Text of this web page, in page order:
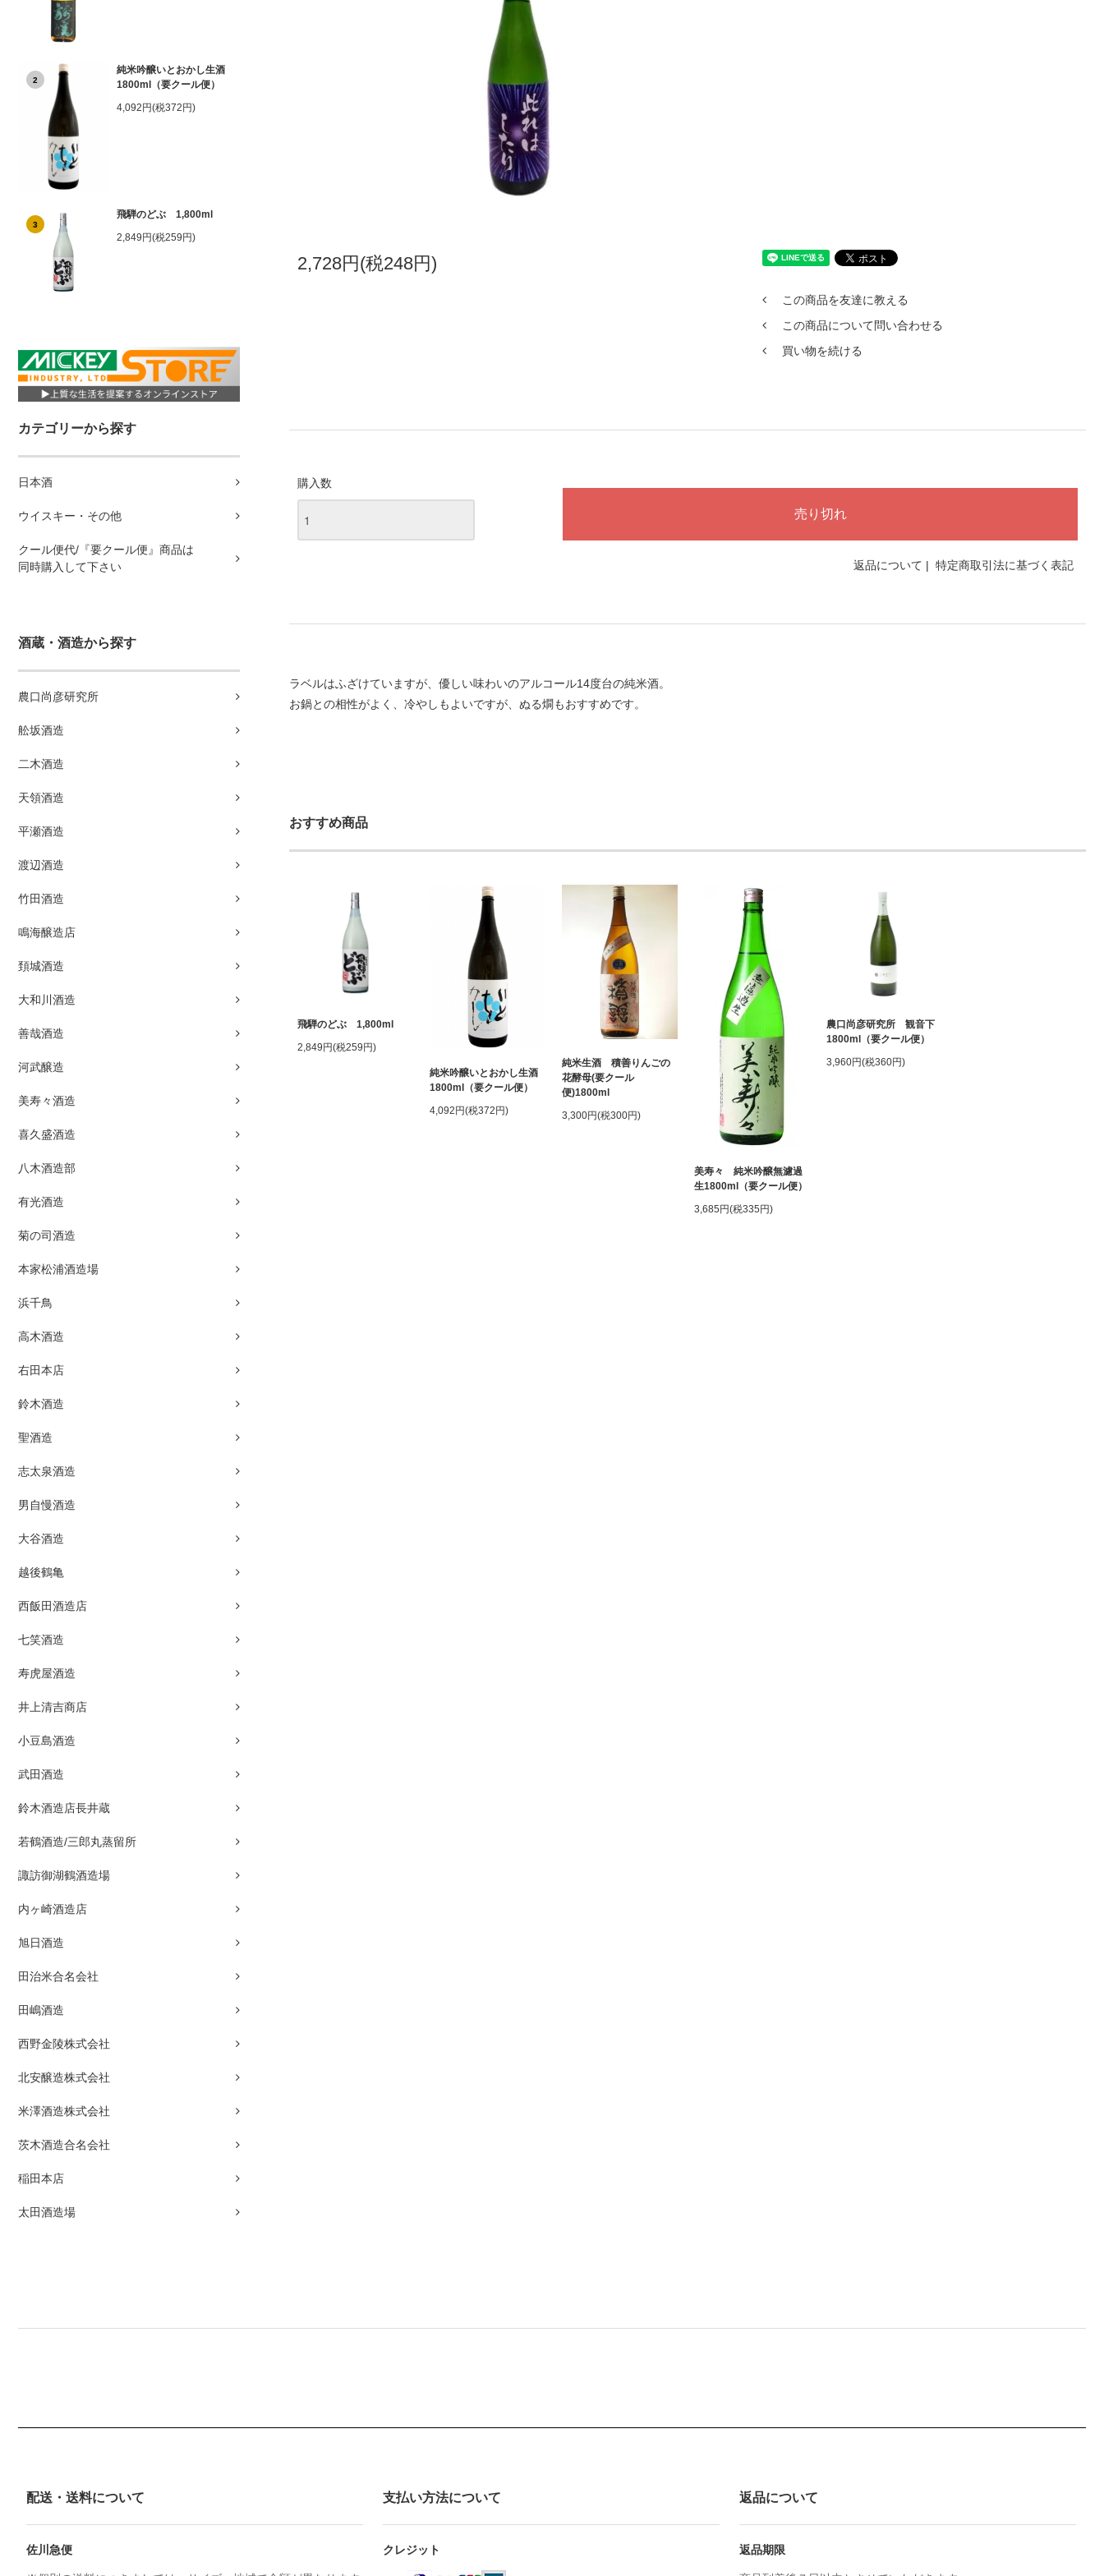
2
純米吟醸いとおかし生酒
1800ml（要クール便）
4,092円(税372円)
3
飛騨のどぶ 1,800ml
2,849円(税259円)
カテゴリーから探す
日本酒
ウイスキー・その他
クール便代/『要クール便』商品は
同時購入して下さい
酒蔵・酒造から探す
農口尚彦研究所
舩坂酒造
二木酒造
天領酒造
平瀬酒造
渡辺酒造
竹田酒造
鳴海醸造店
頚城酒造
大和川酒造
善哉酒造
河武醸造
美寿々酒造
喜久盛酒造
八木酒造部
有光酒造
菊の司酒造
本家松浦酒造場
浜千鳥
高木酒造
右田本店
鈴木酒造
聖酒造
志太泉酒造
男自慢酒造
大谷酒造
越後鶴亀
西飯田酒造店
七笑酒造
寿虎屋酒造
井上清吉商店
小豆島酒造
武田酒造
鈴木酒造店長井蔵
若鶴酒造/三郎丸蒸留所
諏訪御湖鶴酒造場
内ヶ崎酒造店
旭日酒造
田治米合名会社
田嶋酒造
西野金陵株式会社
北安醸造株式会社
米澤酒造株式会社
茨木酒造合名会社
稲田本店
太田酒造場
2,728円(税248円)
この商品を友達に教える
この商品について問い合わせる
買い物を続ける
購入数
返品について | 特定商取引法に基づく表記
ラベルはふざけていますが、優しい味わいのアルコール14度台の純米酒。
お鍋との相性がよく、冷やしもよいですが、ぬる燗もおすすめです。
おすすめ商品
飛騨のどぶ 1,800ml
2,849円(税259円)
純米吟醸いとおかし生酒
1800ml（要クール便）
4,092円(税372円)
純米生酒 積善りんごの
花酵母(要クール
便)1800ml
3,300円(税300円)
美寿々 純米吟醸無濾過
生1800ml（要クール便）
3,685円(税335円)
農口尚彦研究所 観音下
1800ml（要クール便）
3,960円(税360円)
配送・送料について
佐川急便
支払い方法について
クレジット
返品について
返品期限